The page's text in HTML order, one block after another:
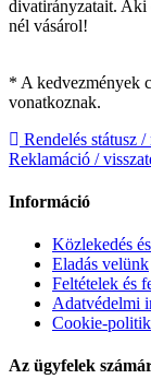
divatirányzatait. Aki
nél vásárol!
* A kedvezmények
vonatkoznak.
Rendelés státusz
Reklamáció /
Információ
Közlekedés
Eladás velünk
Feltételek és
Adatvédelmi
Cookie-
Az ügyfelek